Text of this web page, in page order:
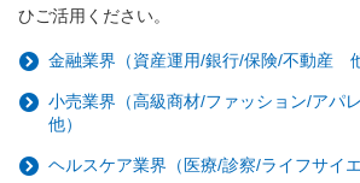
ひご活用ください。
金融業界（資産運用/銀行/保険/不動産
小売業界（高級商材/ファッション/アパ
他）
ヘルスケア業界（医療/診察/ライフサイ